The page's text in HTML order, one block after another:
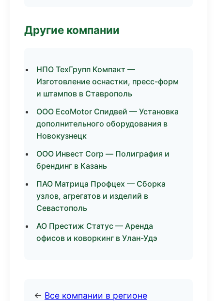
Другие компании
НПО ТехГрупп Компакт —
Изготовление оснастки, пресс-форм
и штампов в Ставрополь
ООО EcoMotor Спидвей — Установка
дополнительного оборудования в
Новокузнецк
ООО Инвест Corp — Полиграфия и
брендинг в Казань
ПАО Матрица Профцех — Сборка
узлов, агрегатов и изделий в
Севастополь
АО Престиж Статус — Аренда
офисов и коворкинг в Улан-Удэ
← Все компании в регионе